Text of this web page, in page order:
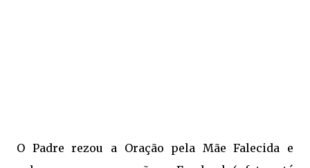
O Padre rezou a Oração pela Mãe Falecida e